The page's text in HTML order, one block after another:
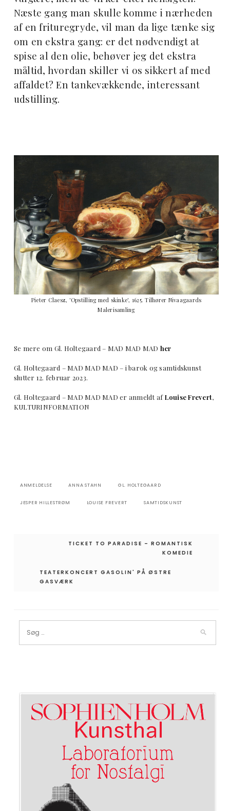
Næste gang man skulle komme i nærheden
af en frituregryde, vil man da lige tænke sig
om en ekstra gang: er det nødvendigt at
spise al den olie, behøver jeg det ekstra
måltid, hvordan skiller vi os sikkert af med
affaldet? En tankevækkende, interessant
udstilling.
Pieter Claesz, 'Opstilling med skinke', 1625. Tilhører Nivaagaards
Malerisamling
Se mere om Gl. Holtegaard – MAD MAD MAD her
Gl. Holtegaard – MAD MAD MAD – i barok og samtidskunst
slutter 12. februar 2023.
Gl. Holtegaard – MAD MAD MAD er anmeldt afLouise Frevert,
KULTURINFORMATION
ANMELDELSE ANNA STAHN GL. HOLTEGAARD
JESPER HILLESTRØM LOUISE FREVERT SAMTIDSKUNST
IndlægsnavigationTICKET TO PARADISE – ROMANTISK
KOMEDIE
TEATERKONCERT GASOLIN' PÅ ØSTRE
GASVÆRK